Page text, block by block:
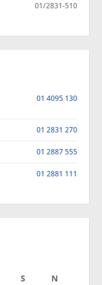
01/2831-510
01 4095 130
01 2831 270
01 2887 555
01 2881 111
S N